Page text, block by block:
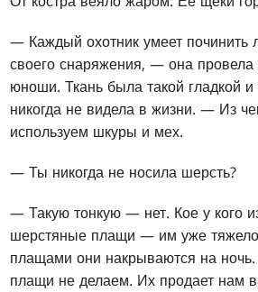
— Каждый охотник умеет починить
своего снаряжения, — она
юноши. Ткань была такой гладкой и
никогда не видела в жизни. — Из
используем шкуры и мех.
— Ты никогда не носила шерсть?
— Такую тонкую — нет. Кое у кого
шерстяные плащи — им уже тяжело
плащами они накрываются на
плащи не делаем. Их продает нам